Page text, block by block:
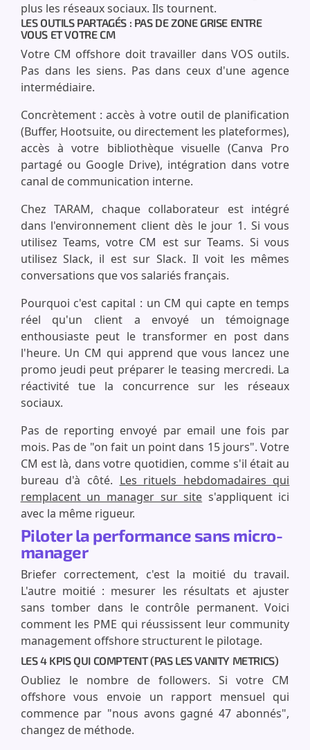
plus les réseaux sociaux. Ils tournent.
LES OUTILS PARTAGÉS : PAS DE ZONE GRISE ENTRE
VOUS ET VOTRE CM
Votre CM offshore doit travailler dans VOS outils.
Pas dans les siens. Pas dans ceux d'une agence
intermédiaire.
Concrètement : accès à votre outil de planification
(Buffer, Hootsuite, ou directement les plateformes),
accès à votre bibliothèque visuelle (Canva Pro
partagé ou Google Drive), intégration dans votre
canal de communication interne.
Chez TARAM, chaque collaborateur est intégré
dans l'environnement client dès le jour 1. Si vous
utilisez Teams, votre CM est sur Teams. Si vous
utilisez Slack, il est sur Slack. Il voit les mêmes
conversations que vos salariés français.
Pourquoi c'est capital : un CM qui capte en temps
réel qu'un client a envoyé un témoignage
enthousiaste peut le transformer en post dans
l'heure. Un CM qui apprend que vous lancez une
promo jeudi peut préparer le teasing mercredi. La
réactivité tue la concurrence sur les réseaux
sociaux.
Pas de reporting envoyé par email une fois par
mois. Pas de "on fait un point dans 15 jours". Votre
CM est là, dans votre quotidien, comme s'il était au
bureau d'à côté. Les rituels hebdomadaires qui
remplacent un manager sur site s'appliquent ici
avec la même rigueur.
Piloter la performance sans micro-
manager
Briefer correctement, c'est la moitié du travail.
L'autre moitié : mesurer les résultats et ajuster
sans tomber dans le contrôle permanent. Voici
comment les PME qui réussissent leur community
management offshore structurent le pilotage.
LES 4 KPIS QUI COMPTENT (PAS LES VANITY METRICS)
Oubliez le nombre de followers. Si votre CM
offshore vous envoie un rapport mensuel qui
commence par "nous avons gagné 47 abonnés",
changez de méthode.